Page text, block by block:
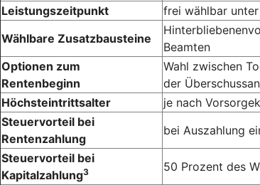
Leistungszeitpunkt
frei wählbar
Wählbare Zusatzbausteine
Beamten
Optionen zum
Rentenbeginn
Wahl zwischen
der
Höchsteintrittsalter
je nach
Steuervorteil bei
Rentenzahlung
bei Auszahlung
Steuervorteil bei
Kapitalzahlung3
50 Prozent des